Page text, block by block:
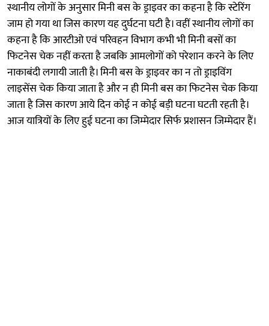
स्थानीय लोगों के अनुसार मिनी बस के ड्राइवर का कहना है कि स्टेरिंग
जाम हो गया था जिस कारण यह दुर्घटना घटी है। वहीं स्थानीय लोगों का
कहना है कि आरटीओ एवं परिवहन विभाग कभी भी मिनी बसों का
फिटनेस चेक नहीं करता है जबकि आमलोगों को परेशान करने के लिए
नाकाबंदी लगायी जाती है। मिनी बस के ड्राइवर का न तो ड्राइविंग
लाइसेंस चेक किया जाता है और न ही मिनी बस का फिटनेस चेक किया
जाता है जिस कारण आये दिन कोई न कोई बड़ी घटना घटती रहती है।
आज यात्रियों के लिए हुई घटना का जिम्मेदार सिर्फ प्रशासन जिम्मेदार हैं।